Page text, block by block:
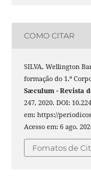
COMO CITAR
SILVA, Wellington
formação do 1.º
Sæculum - Revista
247, 2020. DOI:
em: https://
Acesso em: 6 ago.
Fomatos de